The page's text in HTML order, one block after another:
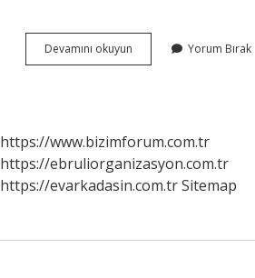
Devamını okuyun
Tahmini
Yorum Bırak
https://www.bizimforum.com.tr
https://ebruliorganizasyon.com.tr
https://evarkadasin.com.trSitemap